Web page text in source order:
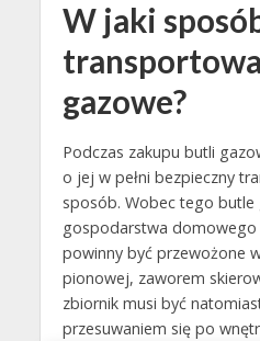
W jaki
gazowe?
Podczas zakupu butli
o jej w pełni bezpieczny
sposób. Wobec tego butle
gospodarstwa domowego
powinny być przewożone
pionowej, zaworem
zbiornik musi być
przesuwaniem się po